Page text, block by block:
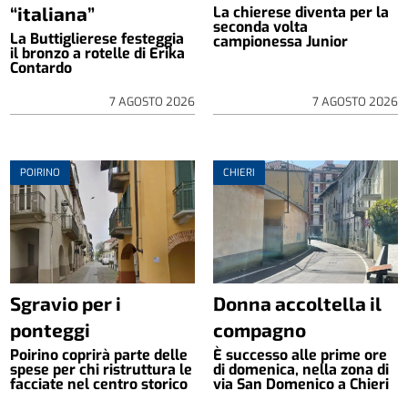
“italiana”
La Buttiglierese festeggia
il bronzo a rotelle di Erika
Contardo
7 AGOSTO 2026
La chierese diventa per la
seconda volta
campionessa Junior
7 AGOSTO 2026
POIRINO
Sgravio per i
ponteggi
Poirino coprirà parte delle
spese per chi ristruttura le
facciate nel centro storico
CHIERI
Donna accoltella il
compagno
È successo alle prime ore
di domenica, nella zona di
via San Domenico a Chieri